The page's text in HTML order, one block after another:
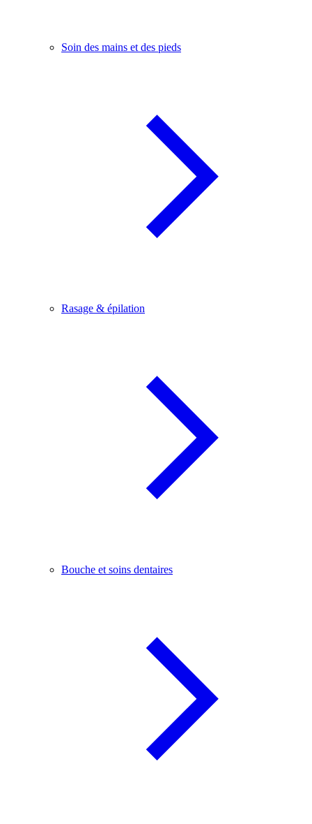
Soin des mains et des pieds
Rasage & épilation
Bouche et soins dentaires